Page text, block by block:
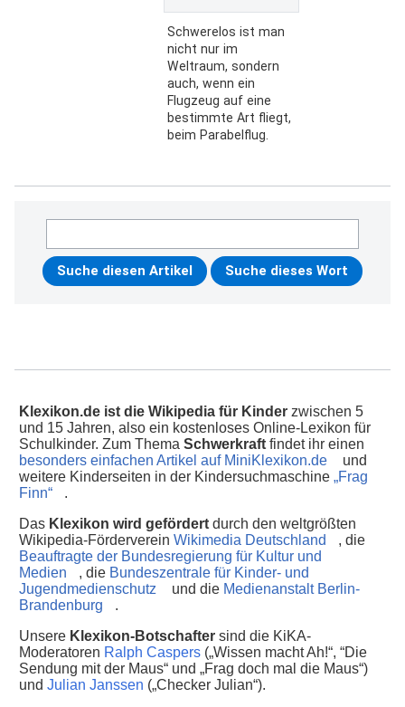
Schwerelos ist man
nicht nur im
Weltraum, sondern
auch, wenn ein
Flugzeug auf eine
bestimmte Art fliegt,
beim Parabelflug.
Klexikon.de ist die Wikipedia für Kinder zwischen 5
und 15 Jahren, also ein kostenloses Online-Lexikon für
Schulkinder. Zum Thema Schwerkraft findet ihr einen
besonders einfachen Artikel auf MiniKlexikon.de
und
weitere Kinderseiten in der Kindersuchmaschine „Frag
Finn“
.
Das Klexikon wird gefördert durch den weltgrößten
Wikipedia-Förderverein Wikimedia Deutschland
, die
Beauftragte der Bundesregierung für Kultur und
Medien
, die Bundeszentrale für Kinder- und
Jugendmedienschutz
und die Medienanstalt Berlin-
Brandenburg
.
Unsere Klexikon-Botschafter sind die KiKA-
Moderatoren Ralph Caspers („Wissen macht Ah!“, “Die
Sendung mit der Maus“ und „Frag doch mal die Maus“)
und Julian Janssen („Checker Julian“).